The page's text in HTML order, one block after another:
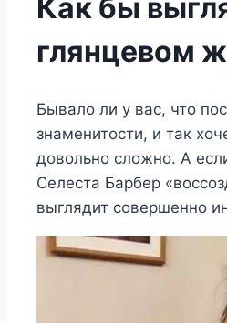
Как бы
глянцевом
Бывало ли у вас, что
знаменитости, и так
довольно сложно. А
Селеста Барбер
выглядит совершенно